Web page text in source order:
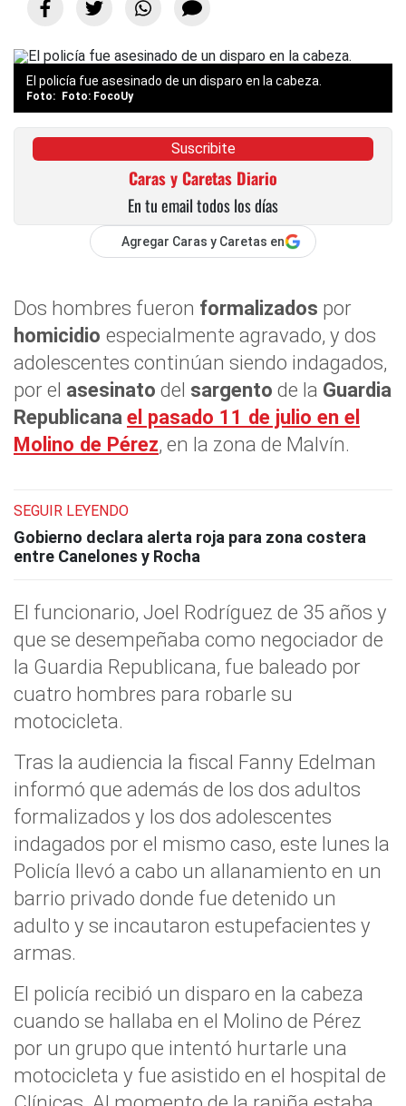
El policía fue asesinado de un disparo en la cabeza.
Foto: FocoUy
Suscribite
Caras y Caretas Diario
En tu email todos los días
Agregar Caras y Caretas en
Dos hombres fueron formalizados por
homicidio especialmente agravado, y dos
adolescentes continúan siendo indagados,
por el asesinato del sargento de la Guardia
Republicana el pasado 11 de julio en el
Molino de Pérez, en la zona de Malvín.
SEGUIR LEYENDO
Gobierno declara alerta roja para zona costera
entre Canelones y Rocha
El funcionario, Joel Rodríguez de 35 años y
que se desempeñaba como negociador de
la Guardia Republicana, fue baleado por
cuatro hombres para robarle su
motocicleta.
Tras la audiencia la fiscal Fanny Edelman
informó que además de los dos adultos
formalizados y los dos adolescentes
indagados por el mismo caso, este lunes la
Policía llevó a cabo un allanamiento en un
barrio privado donde fue detenido un
adulto y se incautaron estupefacientes y
armas.
El policía recibió un disparo en la cabeza
cuando se hallaba en el Molino de Pérez
por un grupo que intentó hurtarle una
motocicleta y fue asistido en el hospital de